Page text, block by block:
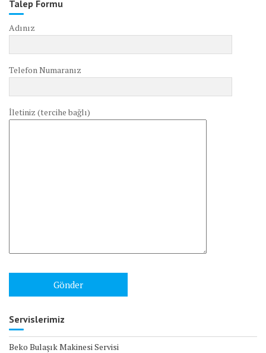
Talep Formu
Adınız
Telefon Numaranız
İletiniz (tercihe bağlı)
Servislerimiz
Beko Bulaşık Makinesi Servisi